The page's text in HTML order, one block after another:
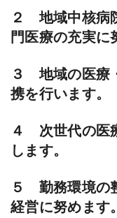
２ 地域中核病
門医療の充実に
３ 地域の医療
携を行います。
４ 次世代の医
します。
５ 勤務環境の
経営に努めます。